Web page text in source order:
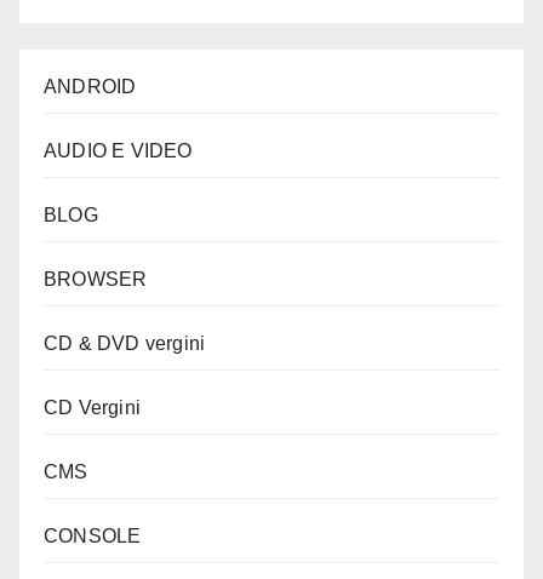
ANDROID
AUDIO E VIDEO
BLOG
BROWSER
CD & DVD vergini
CD Vergini
CMS
CONSOLE